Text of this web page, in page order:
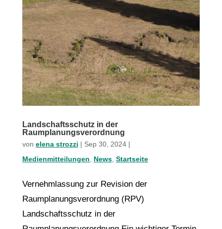
Landschaftsschutz in der
Raumplanungsverordnung
von elena strozzi | Sep 30, 2024|
Medienmitteilungen
News, Startseite
Vernehmlassung zur Revision der
Raumplanungsverordnung (RPV)
Landschaftsschutz in der